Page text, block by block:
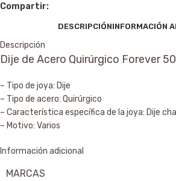
Compartir:
DESCRIPCIÓNINFORMACIÓN
Descripción
Dije de Acero Quirúrgico Forever
– Tipo de joya: Dije
– Tipo de acero: Quirúrgico
– Característica específica de la joya: Dije
– Motivo: Varios
Información adicional
MARCAS